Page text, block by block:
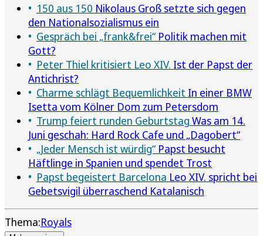
150 aus 150 Nikolaus Groß setzte sich gegen
den Nationalsozialismus ein
Gespräch bei „frank&frei“ Politik machen mit
Gott?
Peter Thiel kritisiert Leo XIV. Ist der Papst der
Antichrist?
Charme schlägt Bequemlichkeit In einer BMW
Isetta vom Kölner Dom zum Petersdom
Trump feiert runden Geburtstag Was am 14.
Juni geschah: Hard Rock Cafe und „Dagobert“
„Jeder Mensch ist würdig“ Papst besucht
Häftlinge in Spanien und spendet Trost
Papst begeistert Barcelona Leo XIV. spricht bei
Gebetsvigil überraschend Katalanisch
Thema:Royals